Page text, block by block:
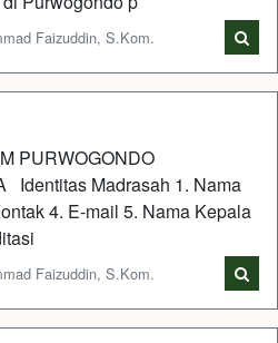
Faizuddin, S.Kom.
PURWOGONDO
Identitas Madrasah 1. Nama
4. E-mail 5. Nama Kepala
Faizuddin, S.Kom.